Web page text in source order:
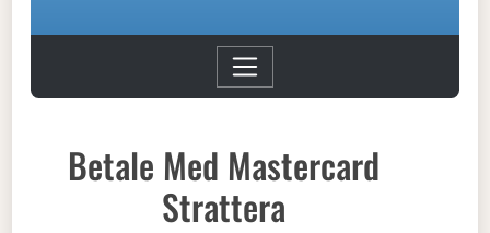
Betale Med Mastercard
Strattera